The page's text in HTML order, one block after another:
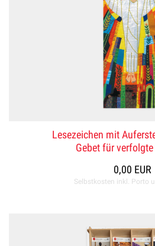
Lesezeichen mit
Gebet für
0,00 EUR
Selbstkosten inkl. Porto